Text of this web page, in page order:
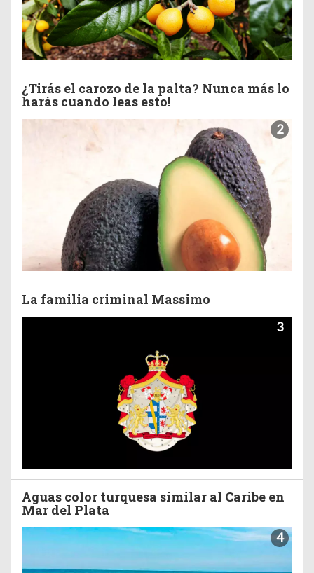
¿Tirás el carozo de la palta? Nunca más lo
harás cuando leas esto!
2
La familia criminal Massimo
3
Aguas color turquesa similar al Caribe en
Mar del Plata
4